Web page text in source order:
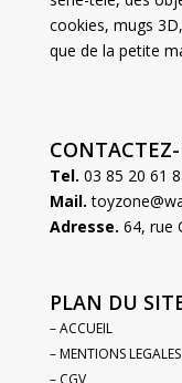
cookies, mugs
que de la petite
Tel. 03 85 20 61
Mail.
Adresse. 64, rue
PLAN DU
– ACCUEIL
– MENTIONS LEGALES